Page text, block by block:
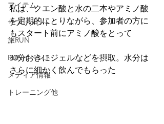
アイテム
サプリメント
旅RUN
RUNイベント
メディア情報
トレーニング他
私は、クエン酸と水の二本やアミノ酸
を定期的にとりながら、参加者の方に
もスタート前にアミノ酸をとって
30分おきにジェルなどを摂取。水分は
さらに細かく飲んでもらった